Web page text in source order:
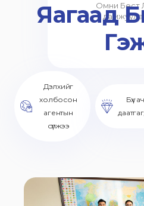
Омни Бест
Яагаад
Дэлхийг
холбосон
агентын
сүлжээ
Бүх